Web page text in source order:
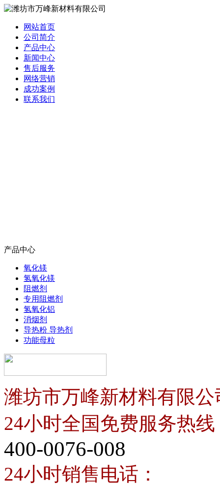
网站首页
公司简介
产品中心
新闻中心
售后服务
网络营销
成功案例
联系我们
产品中心
氧化镁
氢氧化镁
阻燃剂
专用阻燃剂
氢氧化铝
消烟剂
导热粉 导热剂
功能母粒
潍坊市万峰新材料有限公
24小时全国免费服务热线
400-0076-008
24小时销售电话：